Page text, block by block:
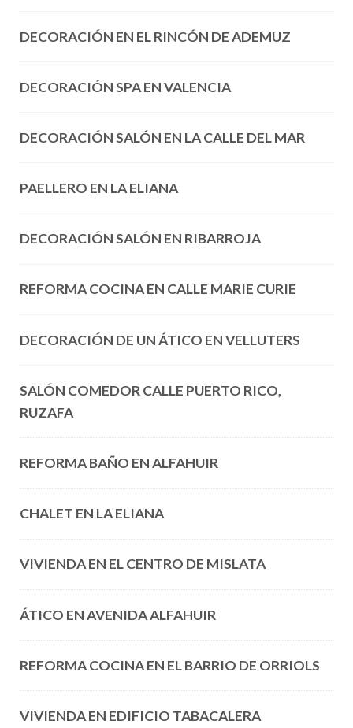
DECORACIÓN EN EL RINCÓN DE ADEMUZ
DECORACIÓN SPA EN VALENCIA
DECORACIÓN SALÓN EN LA CALLE DEL MAR
PAELLERO EN LA ELIANA
DECORACIÓN SALÓN EN RIBARROJA
REFORMA COCINA EN CALLE MARIE CURIE
DECORACIÓN DE UN ÁTICO EN VELLUTERS
SALÓN COMEDOR CALLE PUERTO RICO,
RUZAFA
REFORMA BAÑO EN ALFAHUIR
CHALET EN LA ELIANA
VIVIENDA EN EL CENTRO DE MISLATA
ÁTICO EN AVENIDA ALFAHUIR
REFORMA COCINA EN EL BARRIO DE ORRIOLS
VIVIENDA EN EDIFICIO TABACALERA